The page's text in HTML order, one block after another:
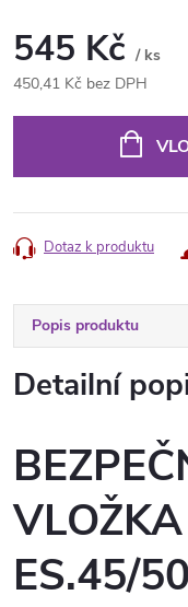
545 Kč / ks
450,41 Kč bez DPH
Dotaz k produktu
Popis produktu
Detailní
ES.45/